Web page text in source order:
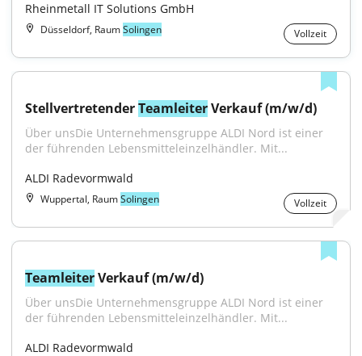
Rheinmetall IT Solutions GmbH
Düsseldorf, RaumSolingen Vollzeit
Stellvertretender Teamleiter Verkauf (m/w/d)
Über unsDie Unternehmensgruppe ALDI Nord ist einer
der führenden Lebensmitteleinzelhändler. Mit...
ALDI Radevormwald
Wuppertal, RaumSolingen Vollzeit
Teamleiter Verkauf (m/w/d)
Über unsDie Unternehmensgruppe ALDI Nord ist einer
der führenden Lebensmitteleinzelhändler. Mit...
ALDI Radevormwald